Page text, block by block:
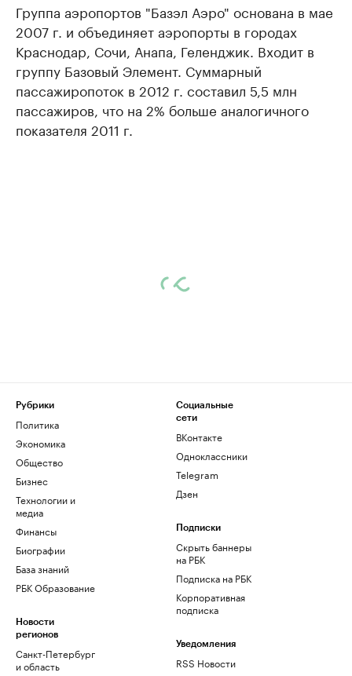
Группа аэропортов "Базэл Аэро" основана в мае
2007 г. и объединяет аэропорты в городах
Краснодар, Сочи, Анапа, Геленджик. Входит в
группу Базовый Элемент. Суммарный
пассажиропоток в 2012 г. составил 5,5 млн
пассажиров, что на 2% больше аналогичного
показателя 2011 г.
Рубрики
Политика
Экономика
Общество
Бизнес
Технологии и
медиа
Финансы
Биографии
База знаний
РБК Образование
Новости
регионов
Санкт-Петербург
и область
Социальные
сети
ВКонтакте
Одноклассники
Telegram
Дзен
Подписки
Скрыть баннеры
на РБК
Подписка на РБК
Корпоративная
подписка
Уведомления
RSS Новости